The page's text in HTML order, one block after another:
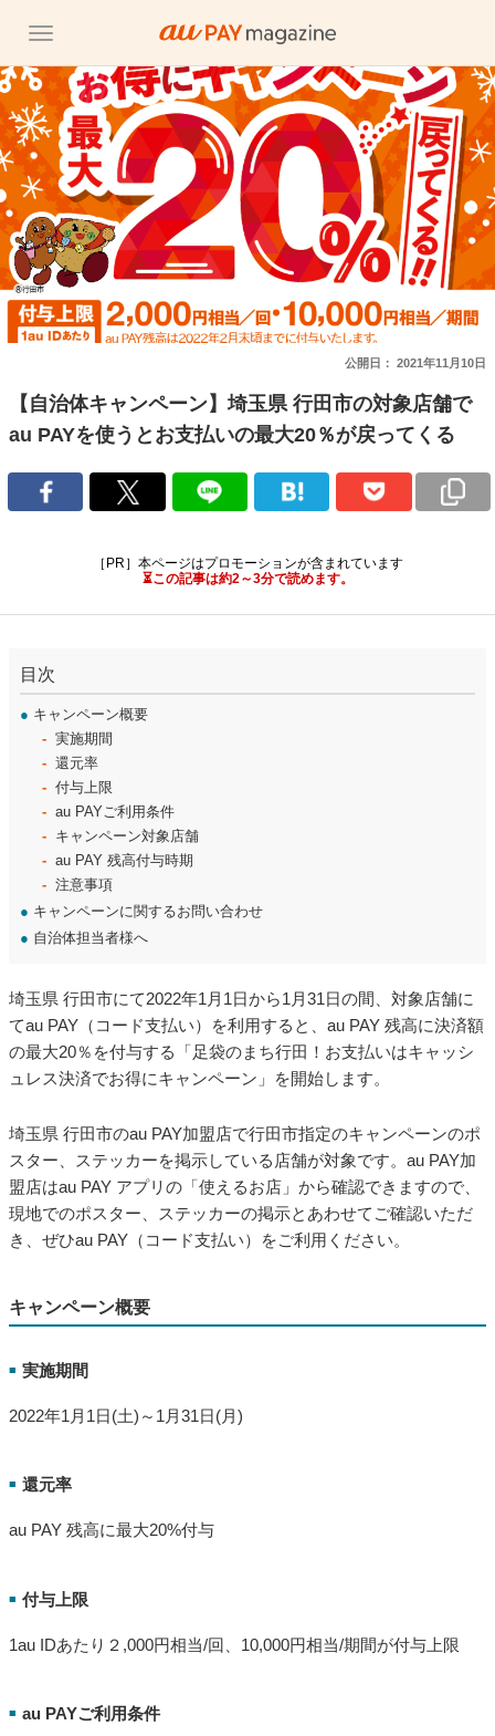
公開日： 2021年11月10日
【自治体キャンペーン】埼玉県 行田市の対象店舗で
au PAYを使うとお支払いの最大20％が戻ってくる
［PR］本ページはプロモーションが含まれています
⏳この記事は約2～3分で読めます。
目次
● キャンペーン概要
実施期間
還元率
付与上限
au PAYご利用条件
キャンペーン対象店舗
au PAY 残高付与時期
注意事項
● キャンペーンに関するお問い合わせ
● 自治体担当者様へ
埼玉県 行田市にて2022年1月1日から1月31日の間、対象店舗に
てau PAY（コード支払い）を利用すると、au PAY 残高に決済額
の最大20％を付与する「足袋のまち行田！お支払いはキャッシ
ュレス決済でお得にキャンペーン」を開始します。
埼玉県 行田市のau PAY加盟店で行田市指定のキャンペーンのポ
スター、ステッカーを掲示している店舗が対象です。au PAY加
盟店はau PAY アプリの「使えるお店」から確認できますので、
現地でのポスター、ステッカーの掲示とあわせてご確認いただ
き、ぜひau PAY（コード支払い）をご利用ください。
キャンペーン概要
■ 実施期間
2022年1月1日(土)～1月31日(月)
■ 還元率
au PAY 残高に最大20%付与
■ 付与上限
1au IDあたり２,000円相当/回、10,000円相当/期間が付与上限
■ au PAYご利用条件